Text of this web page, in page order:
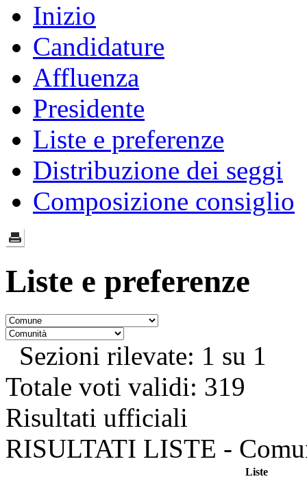
Inizio
Candidature
Affluenza
Presidente
Liste e preferenze
Distribuzione dei seggi
Composizione consiglio
Liste e preferenze
Sezioni rilevate: 1 su 1
Totale voti validi: 319
Risultati ufficiali
RISULTATI LISTE -
Liste